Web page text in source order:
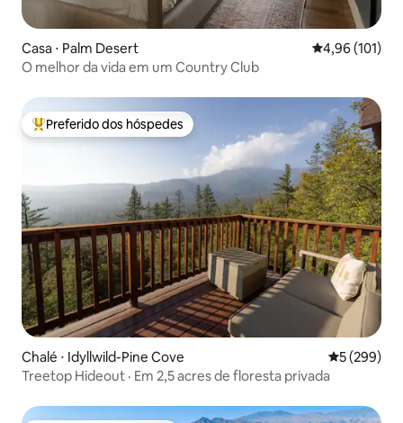
Casa ⋅ Palm Desert 4,96 de uma
4,96 (101)
O melhor da vida em um Country Club
Entre os melhores preferidos dos hóspedes
Preferido dos hóspedes
Chalé ⋅ Idyllwild-Pine Cove 5 de uma
5 (299)
Treetop Hideout · Em 2,5 acres de floresta privada